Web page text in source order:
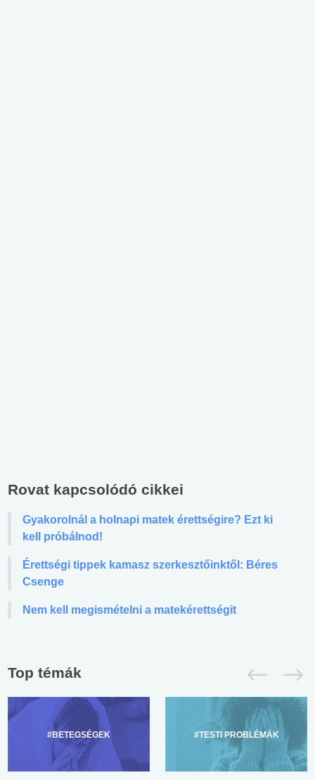
Rovat kapcsolódó cikkei
Gyakorolnál a holnapi matek érettségire? Ezt ki
kell próbálnod!
Érettségi tippek kamasz szerkesztőinktől: Béres
Csenge
Nem kell megismételni a matekérettségit
Top témák
#BETEGSÉGEK #TESTI PROBLÉMÁK